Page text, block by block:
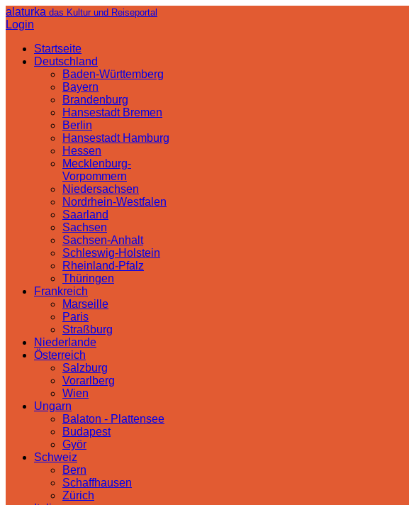
alaturka das Kultur und Reiseportal
Login
Startseite
Deutschland
Baden-Württemberg
Bayern
Brandenburg
Hansestadt Bremen
Berlin
Hansestadt Hamburg
Hessen
Mecklenburg-
Vorpommern
Niedersachsen
Nordrhein-Westfalen
Saarland
Sachsen
Sachsen-Anhalt
Schleswig-Holstein
Rheinland-Pfalz
Thüringen
Frankreich
Marseille
Paris
Straßburg
Niederlande
Österreich
Salzburg
Vorarlberg
Wien
Ungarn
Balaton - Plattensee
Budapest
Györ
Schweiz
Bern
Schaffhausen
Zürich